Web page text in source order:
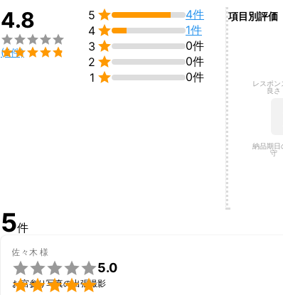
レタッチは無料で行います。
ミツモアは、交通費と消耗費程度で見積もりを示すことがで
ら登録しました。
お手軽な金額で、たくさんお写真を撮らせていただきたいと思
損害賠償保険に入っています。
無理なポーズやお願いをするわけではありませんが、万が一
4.8


(5件)
5 
4件
4 
1件
3 
0件
2 
0件
1  0件
項目別評価
納品期日
守
レスポン
良さ
5件
佐々木 様


5.0
お宮参り写真の出張撮影